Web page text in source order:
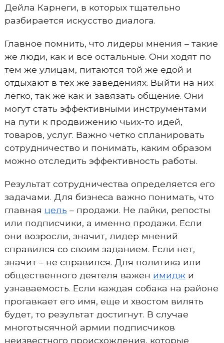
Дейла Карнеги, в которых тщательно
разбирается искусство диалога.
Главное помнить, что лидеры мнения – такие
же люди, как и все остальные. Они ходят по
тем же улицам, питаются той же едой и
отдыхают в тех же заведениях. Выйти на них
легко, так же как и завязать общение. Они
могут стать эффективными инструментами
на пути к продвижению чьих-то идей,
товаров, услуг. Важно четко спланировать
сотрудничество и понимать, каким образом
можно отследить эффективность работы.
Результат сотрудничества определяется его
задачами. Для бизнеса важно понимать, что
главная цель – продажи. Не лайки, репосты
или подписчики, а именно продажи. Если
они возросли, значит, лидер мнений
справился со своим заданием. Если нет,
значит – не справился. Для политика или
общественного деятеля важен имидж и
узнаваемость. Если каждая собака на районе
прогавкает его имя, еще и хвостом вилять
будет, то результат достигнут. В случае
многотысячной армии подписчиков
неизвестного происхождения, которые